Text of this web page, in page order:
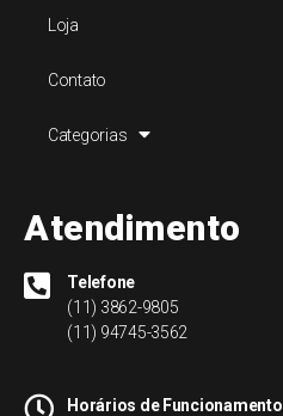
Loja
Contato
Categorias
Atendimento
Telefone
(11) 3862-9805
(11) 94745-3562
Horários de Funcionamento